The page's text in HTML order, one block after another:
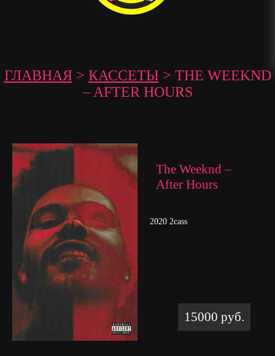
ГЛАВНАЯ> КАССЕТЫ> THE WEEKND
– AFTER HOURS
The Weeknd –
After Hours
2020 2cass
15000 руб.